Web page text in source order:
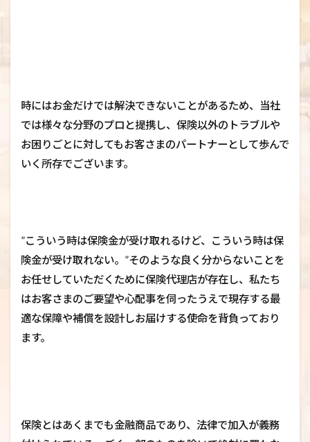
時にはお金だけでは解決できないことがあるため、当社
では様々な分野のプロと提携し、保険以外のトラブルや
お困りごとに対してもお客さまのパートナーとして歩んで
いく所存でございます。
”こういう時は保険金が受け取れるけど、こういう時は保
険金が受け取れない。”そのような良く分からないことを
お任せしていただくために保険代理店が存在し、私たち
はお客さまのご要望や心配事を伺ったうえで現存する最
適な保障や補償を設計しお届けする使命を背負っており
ます。
保険とはあくまでも金融商品であり、法律で加入が義務